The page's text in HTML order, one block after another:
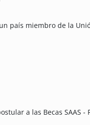
país miembro de la
a las Becas SAAS -